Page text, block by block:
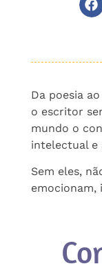
Da poesia
o escritor
mundo o
intelectual e
Sem eles,
emocionam,